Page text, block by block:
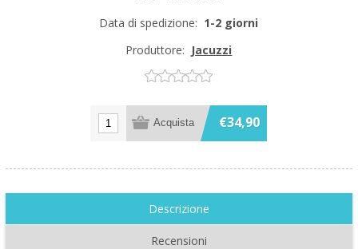
Data di spedizione: 1-2 giorni
Produttore: Jacuzzi
€34,90
Descrizione
Recensioni